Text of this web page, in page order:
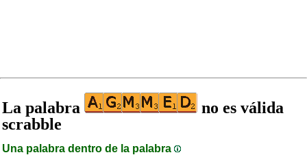
La palabra
no es válida
scrabble
Una palabra dentro de la palabra